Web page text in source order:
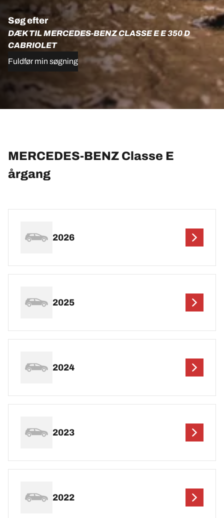
Søg efter
DÆK TIL MERCEDES-BENZ CLASSE E E 350 D
CABRIOLET
Fuldfør min søgning
MERCEDES-BENZ Classe E
årgang
2026
2025
2024
2023
2022